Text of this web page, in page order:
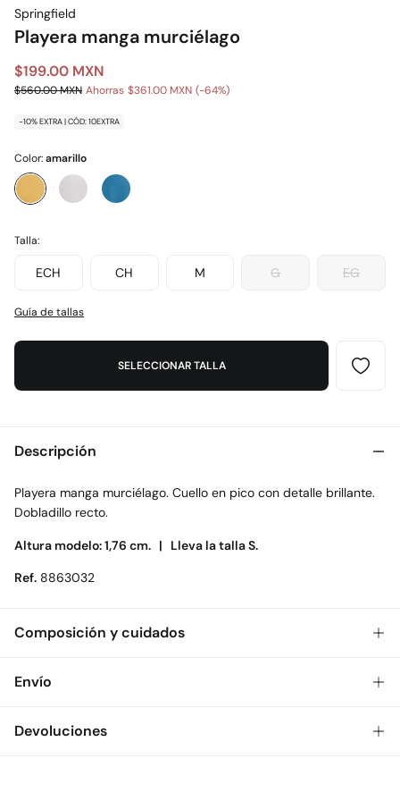
Springfield
Playera manga murciélago
$199.00 MXN
$560.00 MXN Ahorras $361.00 MXN 64
-10% EXTRA | CÓD: 10EXTRA
Color:amarillo
Talla:
ECH CH M G EG
Guía de tallas
SELECCIONAR TALLA
Descripción
Playera manga murciélago. Cuello en pico con detalle brillante.
Dobladillo recto.
Altura modelo: 1,76 cm. | Lleva la talla S.
Ref. 8863032
Composición y cuidados
Composición
Cuidados
Envío
Envío a tienda: 2-5 días.
Devoluciones